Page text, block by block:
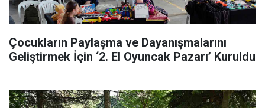
Çocukların Paylaşma ve Dayanışmalarını
Geliştirmek İçin ‘2. El Oyuncak Pazarı’ Kuruldu